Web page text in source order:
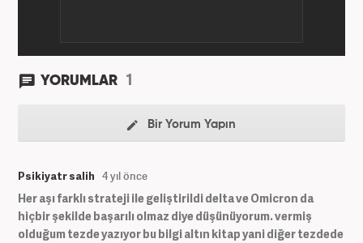
YORUMLAR 1
Bir Yorum Yapın
Psikiyatr salih 4 yıl önce
Her aşı farklı strateji ile geliştirildi delta ve Omicron da
hiçbir şekilde başarılı olmaz diye düşünüyorum. vermiş
olduğum tezde yazıyor bu bilgi altın kitap yani diğer tezdede